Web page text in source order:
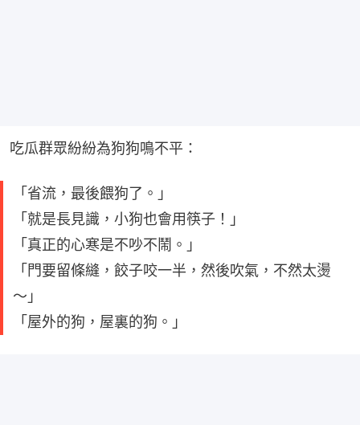
吃瓜群眾紛紛為狗狗鳴不平：
「省流，最後餵狗了。」
「就是長見識，小狗也會用筷子！」
「真正的心寒是不吵不鬧。」
「門要留條縫，餃子咬一半，然後吹氣，不然太燙
～」
「屋外的狗，屋裏的狗。」